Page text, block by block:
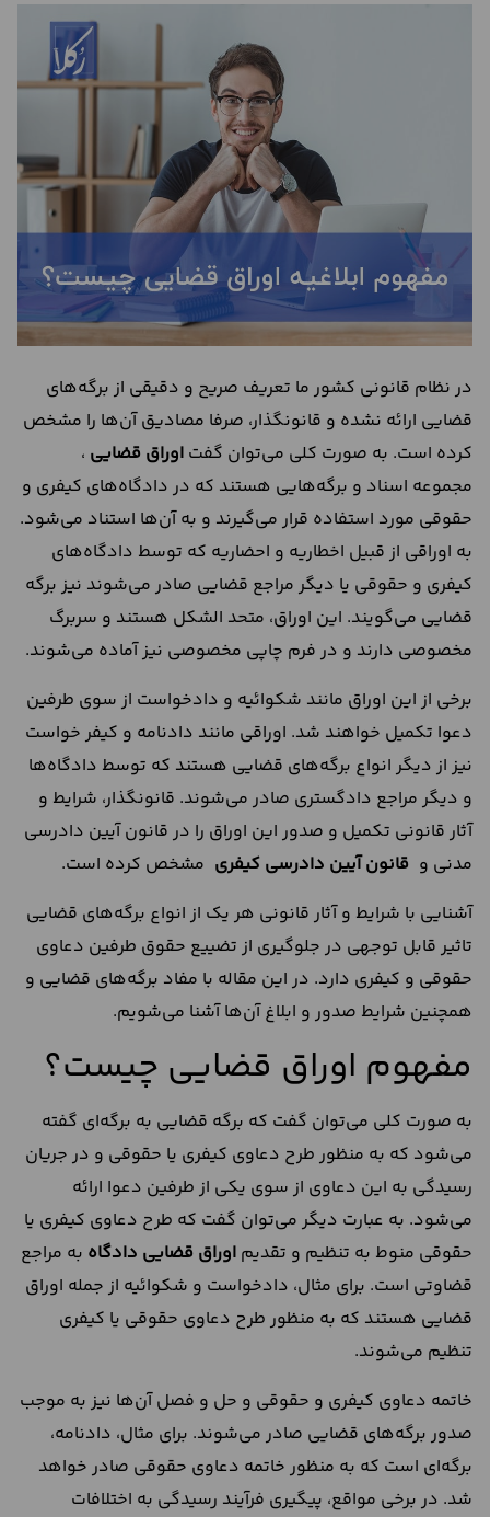
در نظام قانونی کشور ما تعریف صریح و دقیقی از برگه‌های
قضایی ارائه نشده و قانونگذار، صرفا مصادیق آن‌ها را مشخص
کرده است. به صورت کلی می‌توان گفت اوراق قضایی ،
مجموعه اسناد و برگه‌هایی هستند که در دادگاه‌های کیفری و
حقوقی مورد استفاده قرار می‌گیرند و به آن‌ها استناد می‌شود.
به اوراقی از قبیل اخطاریه و احضاریه که توسط دادگاه‌های
کیفری و حقوقی یا دیگر مراجع قضایی صادر می‌شوند نیز برگه
قضایی می‌گویند. این اوراق، متحد الشکل هستند و سربرگ
مخصوصی دارند و در فرم چاپی مخصوصی نیز آماده می‌شوند.
برخی از این اوراق مانند شکوائیه و دادخواست از سوی طرفین
دعوا تکمیل خواهند شد. اوراقی مانند دادنامه و کیفر خواست
نیز از دیگر انواع برگه‌های قضایی هستند که توسط دادگاه‌ها
و دیگر مراجع دادگستری صادر می‌شوند. قانونگذار، شرایط و
آثار قانونی تکمیل و صدور این اوراق را در قانون آیین دادرسی
مدنی و قانون آیین دادرسی کیفری مشخص کرده است.
آشنایی با شرایط و آثار قانونی هر یک از انواع برگه‌های قضایی
تاثیر قابل توجهی در جلوگیری از تضییع حقوق طرفین دعاوی
حقوقی و کیفری دارد. در این مقاله با مفاد برگه‌های قضایی و
همچنین شرایط صدور و ابلاغ آن‌ها آشنا می‌شویم.
مفهوم اوراق قضایی چیست؟
به صورت کلی می‌توان گفت که برگه قضایی به برگه‌ای گفته
می‌شود که به منظور طرح دعاوی کیفری یا حقوقی و در جریان
رسیدگی به این دعاوی از سوی یکی از طرفین دعوا ارائه
می‌شود. به عبارت دیگر می‌توان گفت که طرح دعاوی کیفری یا
حقوقی منوط به تنظیم و تقدیم اوراق قضایی دادگاه به مراجع
قضاوتی است. برای مثال، دادخواست و شکوائیه از جمله اوراق
قضایی هستند که به منظور طرح دعاوی حقوقی یا کیفری
تنظیم می‌شوند.
خاتمه دعاوی کیفری و حقوقی و حل و فصل آن‌ها نیز به موجب
صدور برگه‌های قضایی صادر می‌شوند. برای مثال، دادنامه،
برگه‌ای است که به منظور خاتمه دعاوی حقوقی صادر خواهد
شد. در برخی مواقع، پیگیری فرآیند رسیدگی به اختلافات